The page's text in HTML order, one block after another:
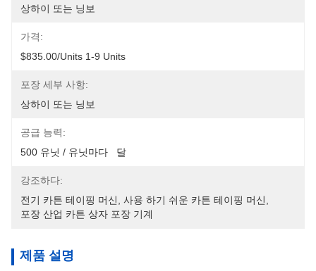
상하이 또는 닝보
가격:
$835.00/units 1-9 Units
포장 세부 사항:
상하이 또는 닝보
공급 능력:
500 유닛 / 유닛마다   달
강조하다:
전기 카튼 테이핑 머신
사용 하기 쉬운 카튼 테이핑 머신
포장 산업 카튼 상자 포장 기계
제품 설명